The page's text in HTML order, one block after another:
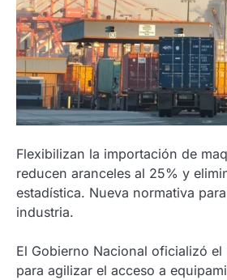
Flexibilizan la importación de
reducen aranceles al 25% y
estadística. Nueva normativa
industria.
El Gobierno Nacional oficializó
para agilizar el acceso a